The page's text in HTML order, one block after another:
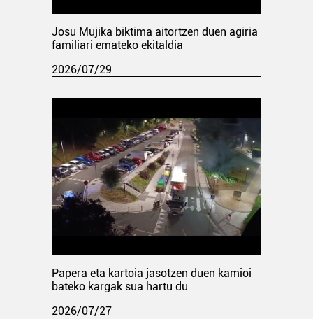
Josu Mujika biktima aitortzen duen agiria
familiari emateko ekitaldia
2026/07/29
Papera eta kartoia jasotzen duen kamioi
bateko kargak sua hartu du
2026/07/27